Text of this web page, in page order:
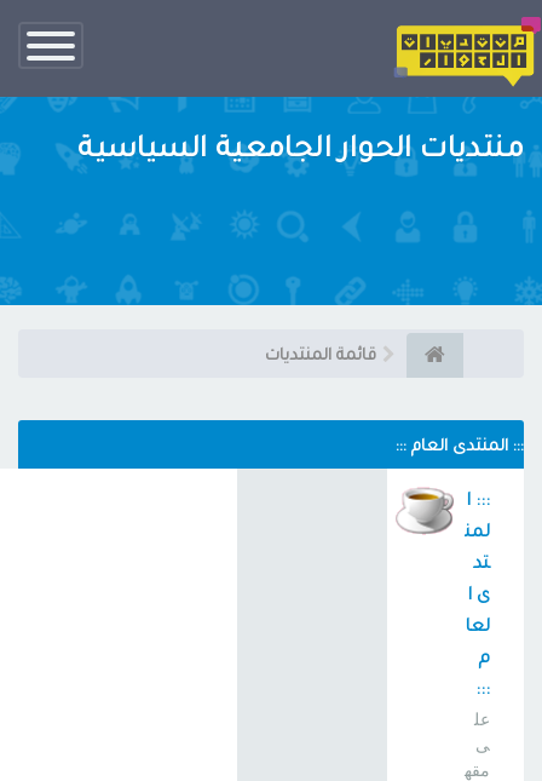
تبديل
الناف
منتديات الحوار الجامعية السياسية
قائمة المنتديات
::: المنتدى العام :::
::: ا
لمن
تد
ى ا
لعا
م
:::
عل
ى
مقه